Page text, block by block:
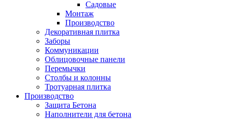
Садовые
Монтаж
Производство
Декоративная плитка
Заборы
Коммуникации
Облицовочные панели
Перемычки
Столбы и колонны
Тротуарная плитка
Производство
Защита Бетона
Наполнители для бетона